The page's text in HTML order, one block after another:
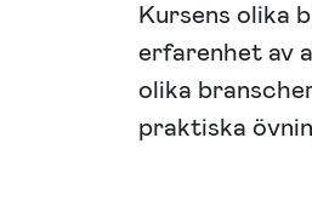
Kursens olika
erfarenhet av
olika
praktiska